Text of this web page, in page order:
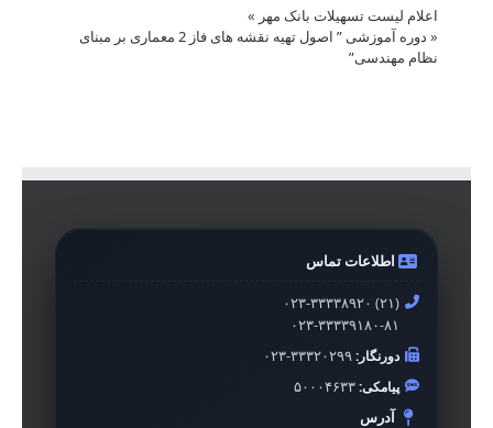
اعلام لیست تسهیلات بانک مهر »
«
دوره آموزشی ” اصول تهیه نقشه های فاز 2 معماری بر مبنای
نظام مهندسی”
اطلاعات تماس
۰۲۳-۳۳۳۳۸۹۲۰ (۲۱)
۰۲۳-۳۳۳۳۹۱۸۰-۸۱
دورنگار:۰۲۳-۳۳۳۲۰۲۹۹
پیامکی:۵۰۰۰۴۶۳۳
آدرس